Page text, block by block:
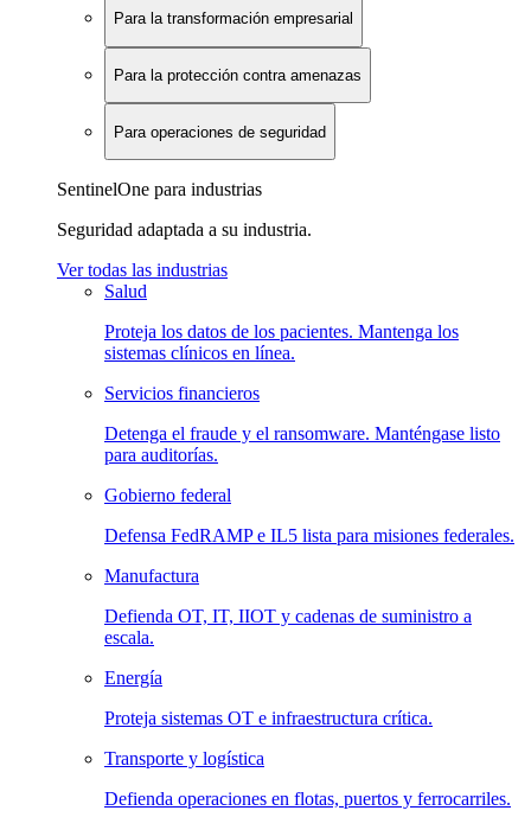
Para la transformación empresarial
Para la protección contra amenazas
Para operaciones de seguridad
SentinelOne para industrias
Seguridad adaptada a su industria.
Ver todas las industrias
Salud
Proteja los datos de los pacientes. Mantenga los
sistemas clínicos en línea.
Servicios financieros
Detenga el fraude y el ransomware. Manténgase listo
para auditorías.
Gobierno federal
Defensa FedRAMP e IL5 lista para misiones federales.
Manufactura
Defienda OT, IT, IIOT y cadenas de suministro a
escala.
Energía
Proteja sistemas OT e infraestructura crítica.
Transporte y logística
Defienda operaciones en flotas, puertos y ferrocarriles.